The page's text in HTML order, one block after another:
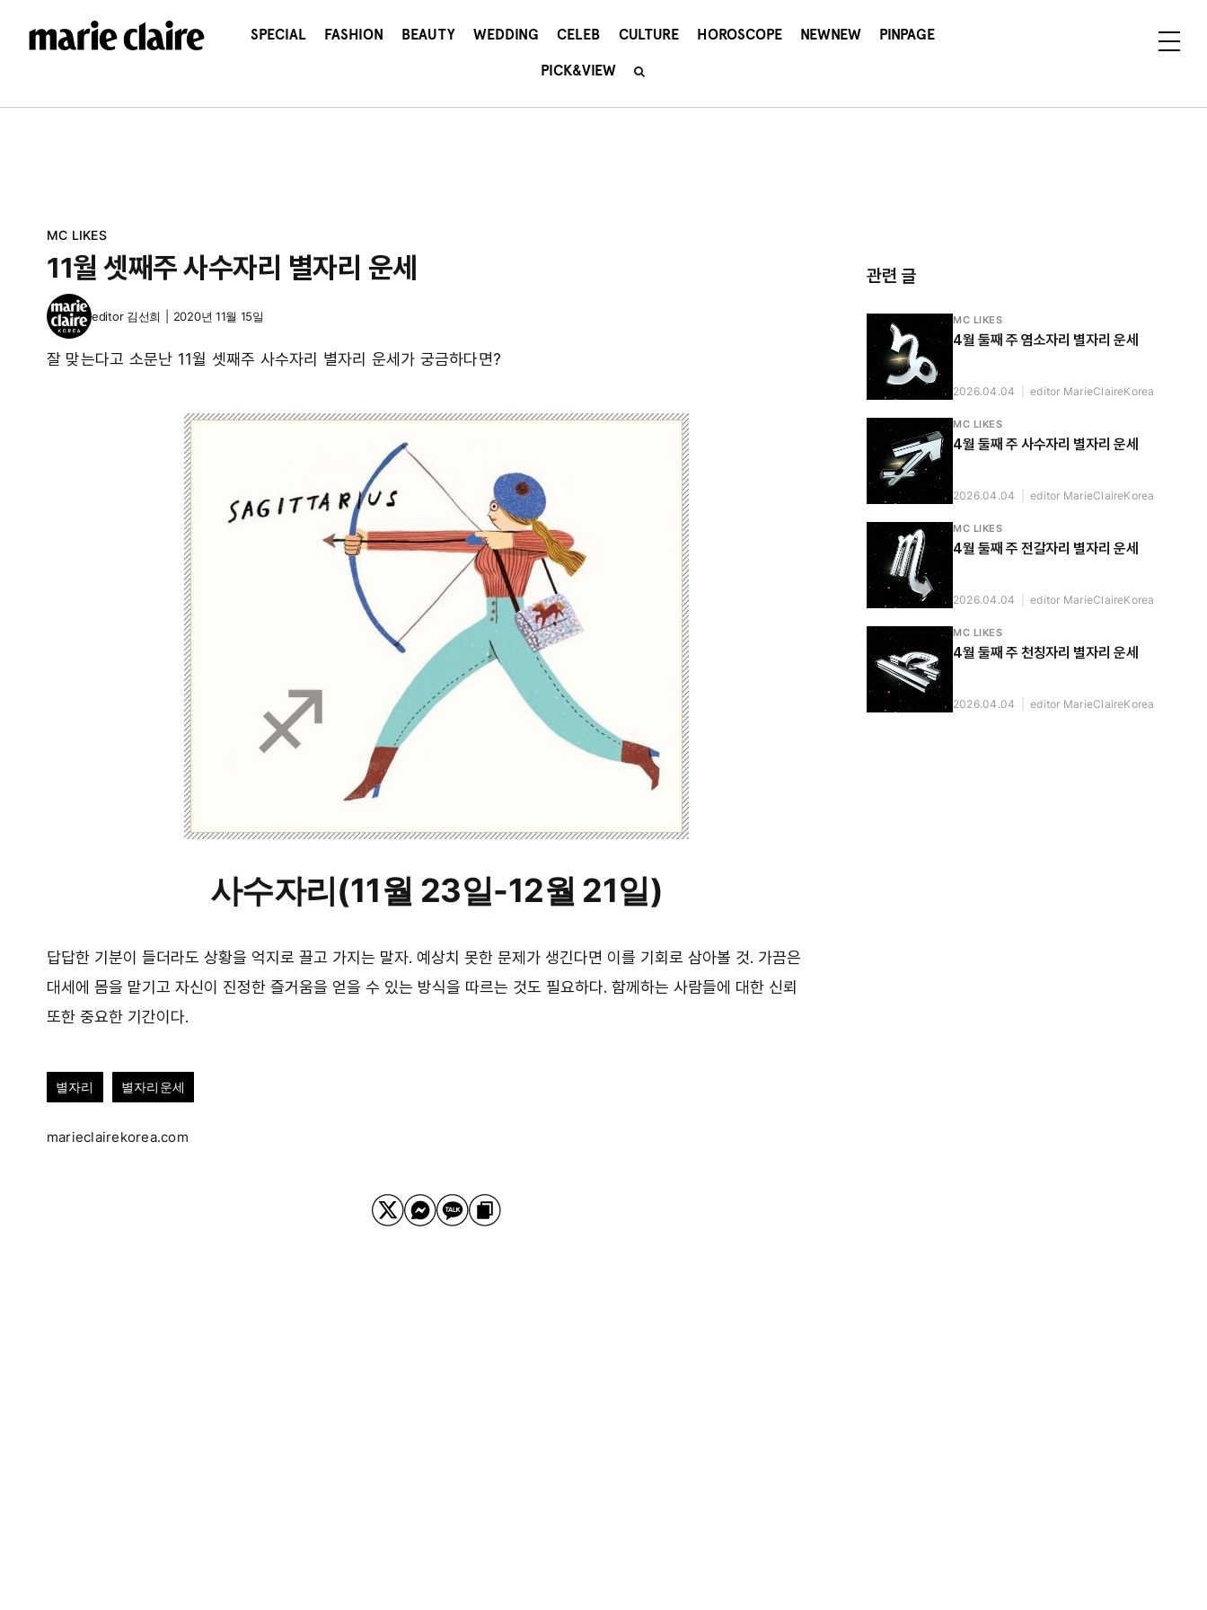
건
SPECIAL FASHION BEAUTY WEDDING CELEB CULTURE HOROSCOPE NEWNEW PINPAGE
PICK&VIEW
MC LIKES
11월 셋째주 사수자리 별자리 운세
editor 김선희 2020년 11월 15일
잘 맞는다고 소문난 11월 셋째주 사수자리 별자리 운세가 궁금하다면?
사수자리(11월 23일-12월 21일)
답답한 기분이 들더라도 상황을 억지로 끌고 가지는 말자. 예상치 못한 문제가 생긴다면 이를 기회로 삼아볼 것. 가끔은
대세에 몸을 맡기고 자신이 진정한 즐거움을 얻을 수 있는 방식을 따르는 것도 필요하다. 함께하는 사람들에 대한 신뢰
또한 중요한 기간이다.
별자리 별자리운세
marieclairekorea.com
관련 글
MC LIKES
4월 둘째 주 염소자리 별자리 운세
2026.04.04 editor MarieClaireKorea
MC LIKES
4월 둘째 주 사수자리 별자리 운세
2026.04.04 editor MarieClaireKorea
MC LIKES
4월 둘째 주 전갈자리 별자리 운세
2026.04.04 editor MarieClaireKorea
MC LIKES
4월 둘째 주 천칭자리 별자리 운세
2026.04.04 editor MarieClaireKorea